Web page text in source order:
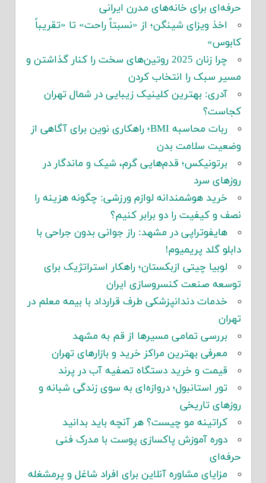
حرفه‌ای برای خانه‌های مدرن ایرانی
اخذ ویزای شینگن؛ از «نسبتاً راحت» تا «تقریباً
کابوس»
چرا زنان 2025 روتین‌های سخت را کنار گذاشتن و
مسیر سبک را انتخاب کردن
آدری: بهترین کلینیک زیبایی در شمال تهران
کجاست؟
ربات محاسبه BMI؛ راهکاری نوین برای آگاهی از
وضعیت سلامت بدن
برتونیکس؛ قدم‌هایی گرم، شیک و ماندگار در
روزهای سرد
خرید هوشمندانه لوازم ورزشی: چگونه هزینه را
نصف و کیفیت را دو برابر کنیم؟
هایفوتراپی در مشهد: راز جوانی بدون جراحی با
دابلو گلد پریمیوم!
لوبیا چیتی ازبکستان؛ راهکار استراتژیک برای
توسعه صنعت کنسروسازی ایران
خدمات دندانپزشکی طرف قرارداد با بیمه معلم در
تهران
بررسی تمامی مسیرها از قم به مشهد
معرفی بهترین مراکز خرید و بازارهای تهران
قیمت و خرید دستگاه تصفیه آب در پرند
تور استانبول؛ دروازه‌ای به سوی زندگی شبانه و
روزهای تاریخی
کراتینه مو چیست؟ هر آنچه باید بدانید
دوره آموزش پاکسازی پوست با مدرک فنی
حرفه‌ای
مزایای مشاوره آنلاین برای افراد شاغل و پرمشغله